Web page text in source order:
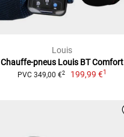
Louis
Chauffe-pneus Louis BT Comfort
PVC 349,00 €2 199,99 €1